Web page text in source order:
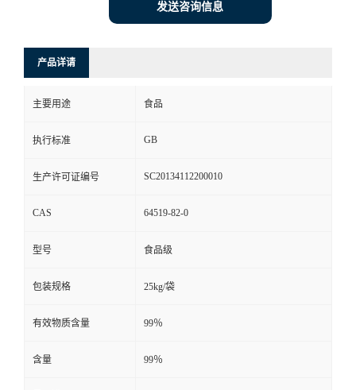
发送咨询信息
产品详请
主要用途 食品
执行标准 GB
生产许可证编号 SC20134112200010
CAS 64519-82-0
型号 食品级
包装规格 25kg/袋
有效物质含量 99％
含量 99％